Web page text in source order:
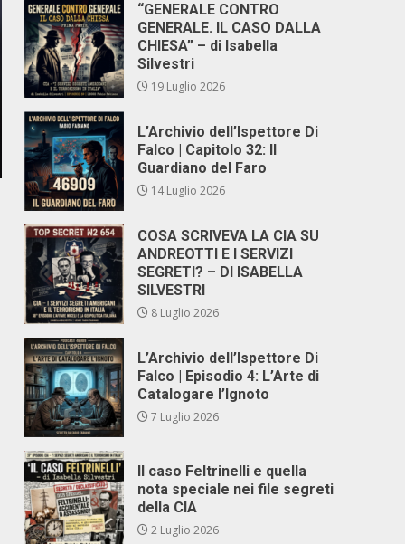
“GENERALE CONTRO
GENERALE. IL CASO DALLA
CHIESA” – di Isabella
Silvestri
19 Luglio 2026
L’Archivio dell’Ispettore Di
Falco | Capitolo 32: Il
Guardiano del Faro
14 Luglio 2026
COSA SCRIVEVA LA CIA SU
ANDREOTTI E I SERVIZI
SEGRETI? – DI ISABELLA
SILVESTRI
8 Luglio 2026
L’Archivio dell’Ispettore Di
Falco | Episodio 4: L’Arte di
Catalogare l’Ignoto
7 Luglio 2026
Il caso Feltrinelli e quella
nota speciale nei file segreti
della CIA
2 Luglio 2026